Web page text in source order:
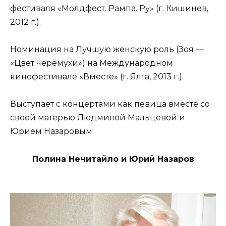
фестиваля «Молдфест. Рампа. Ру» (г. Кишинев,
2012 г.).
Номинация на Лучшую женскую роль (Зоя —
«Цвет черёмухи») на Международном
кинофестивале «Вместе» (г. Ялта, 2013 г.).
Выступает с концертами как певица вместе со
своей матерью Людмилой Мальцевой и
Юрием Назаровым.
Полина Нечитайло и Юрий Назаров